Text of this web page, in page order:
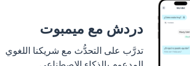
دردش مع ميمبوت
تدرَّب على التحدُّث مع شريكنا اللغوي